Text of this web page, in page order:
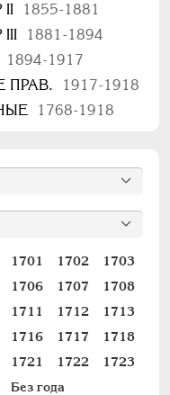
II
1855-1881
1881-1894
1894-1917
ПРАВ.
1917-1918
1768-1918
1701 1702
1703
1706 1707
1708
1711 1712
1713
1716 1717
1718
1721 1722
1723
Без года